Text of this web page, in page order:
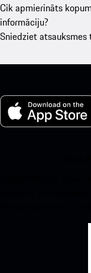
Cik apmierināts
informāciju?
Sniedziet atsauksmes